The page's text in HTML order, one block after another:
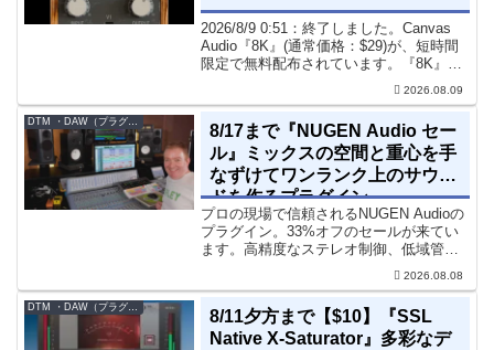
2026/8/9 0:51：終了しました。Canvas
Audio『8K』(通常価格：$29)が、短時間
限定で無料配布されています。『8K』
は、手軽に高域の存在感とアナログ的な
質感をミックスに加えることができる
2026.08.09
DTM ・DAW（プラグイン、シンセなど）のセール情報
8/17まで『NUGEN Audio セー
ル』ミックスの空間と重心を手
なずけてワンランク上のサウン
ドを作るプラグイン
プロの現場で信頼されるNUGEN Audioの
プラグイン。33%オフのセールが来てい
ます。高精度なステレオ制御、低域管
理、リバーブツールが揃っています。モ
ノラル再生でも崩さずにミックス全体の
立体感と明瞭さを改善させることができ
ます。現在、全...
2026.08.08
DTM ・DAW（プラグイン、シンセなど）のセール情報
8/11夕方まで【$10】『SSL
Native X-Saturator』多彩なデ